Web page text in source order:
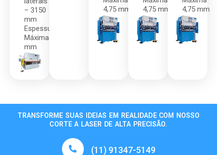
– 3150
mm
Espessura
Máxima 8
mm
4,75 mm
4,75 mm
4,75 mm
TRANSFORME SUAS IDEIAS EM REALIDADE COM NOSSO
CORTE A LASER DE ALTA PRECISÃO.
(11) 91347-5149